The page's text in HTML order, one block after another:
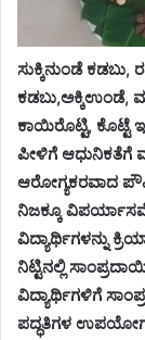
ಸುಕ್ಕಿನುಂಡೆ
ಕಡಬು,ಅಕ್ಕಿಉಂಡೆ,
ಕಾಯಿರೊಟ್ಟಿ, ಕೊಟ್ಟೆ
ಪೀಳಿಗೆ ಆಧುನಿಕತೆಗೆ
ಆರೋಗ್ಯಕರವಾದ
ನಿಜಕ್ಕೂ
ವಿದ್ಯಾರ್ಥಿಗಳನ್ನು
ನಿಟ್ಟಿನಲ್ಲಿ
ವಿದ್ಯಾರ್ಥಿಗಳಿಗೆ
ಪದ್ಧತಿಗಳ